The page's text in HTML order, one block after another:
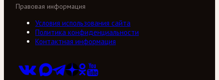
Правовая информация
Условия использования сайта
Политика конфиденциальности
Контактная информация